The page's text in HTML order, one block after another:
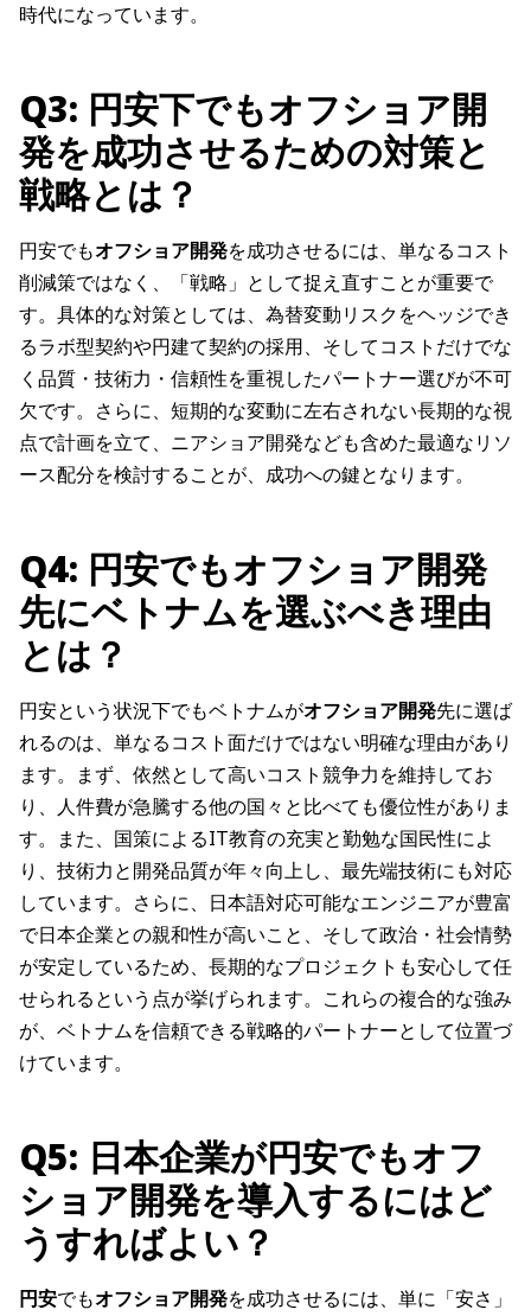
時代になっています。
Q3: 円安下でもオフショア開
発を成功させるための対策と
戦略とは？
円安でもオフショア開発を成功させるには、単なるコスト
削減策ではなく、「戦略」として捉え直すことが重要で
す。具体的な対策としては、為替変動リスクをヘッジでき
るラボ型契約や円建て契約の採用、そしてコストだけでな
く品質・技術力・信頼性を重視したパートナー選びが不可
欠です。さらに、短期的な変動に左右されない長期的な視
点で計画を立て、ニアショア開発なども含めた最適なリソ
ース配分を検討することが、成功への鍵となります。
Q4: 円安でもオフショア開発
先にベトナムを選ぶべき理由
とは？
円安という状況下でもベトナムがオフショア開発先に選ば
れるのは、単なるコスト面だけではない明確な理由があり
ます。まず、依然として高いコスト競争力を維持してお
り、人件費が急騰する他の国々と比べても優位性がありま
す。また、国策によるIT教育の充実と勤勉な国民性によ
り、技術力と開発品質が年々向上し、最先端技術にも対応
しています。さらに、日本語対応可能なエンジニアが豊富
で日本企業との親和性が高いこと、そして政治・社会情勢
が安定しているため、長期的なプロジェクトも安心して任
せられるという点が挙げられます。これらの複合的な強み
が、ベトナムを信頼できる戦略的パートナーとして位置づ
けています。
Q5: 日本企業が円安でもオフ
ショア開発を導入するにはど
うすればよい？
円安でもオフショア開発を成功させるには、単に「安さ」